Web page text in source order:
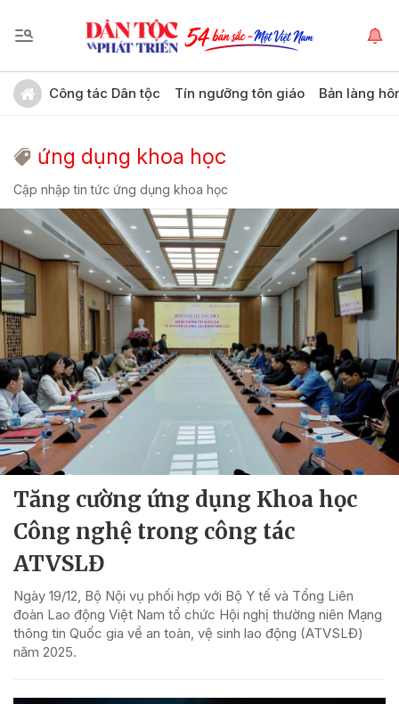
Công tác Dân tộc Tín ngưỡng tôn giáo Bản làng
ứng dụng khoa học
Cập nhập tin tức ứng dụng khoa học
Tăng cường ứng dụng Khoa học
Công nghệ trong công tác
ATVSLĐ
Ngày 19/12, Bộ Nội vụ phối hợp với Bộ Y tế và Tổng Liên
đoàn Lao động Việt Nam tổ chức Hội nghị thường niên Mạng
thông tin Quốc gia về an toàn, vệ sinh lao động (ATVSLĐ)
năm 2025.